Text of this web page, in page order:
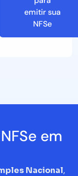
emitir sua
NFSe
em
Nacional,